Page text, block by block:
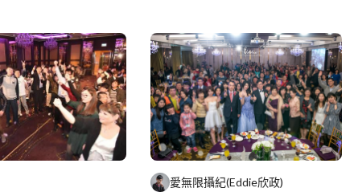
愛無限攝紀(Eddie欣政)